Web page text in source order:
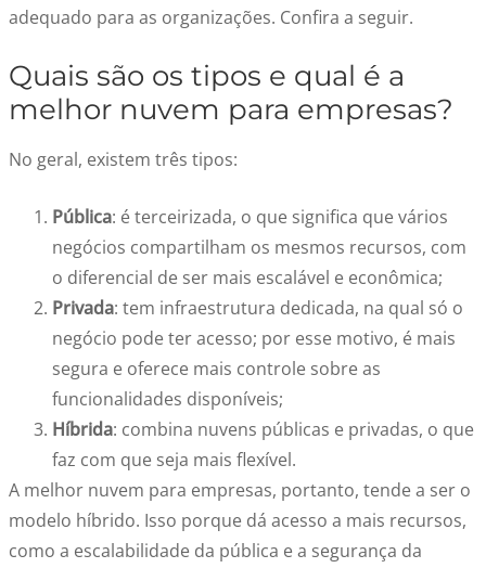
adequado para as organizações. Confira a seguir.
Quais são os tipos e qual é a
melhor nuvem para empresas?
No geral, existem três tipos:
Pública: é terceirizada, o que significa que vários
negócios compartilham os mesmos recursos, com
o diferencial de ser mais escalável e econômica;
Privada: tem infraestrutura dedicada, na qual só o
negócio pode ter acesso; por esse motivo, é mais
segura e oferece mais controle sobre as
funcionalidades disponíveis;
Híbrida: combina nuvens públicas e privadas, o que
faz com que seja mais flexível.
A melhor nuvem para empresas, portanto, tende a ser o
modelo híbrido. Isso porque dá acesso a mais recursos,
como a escalabilidade da pública e a segurança da